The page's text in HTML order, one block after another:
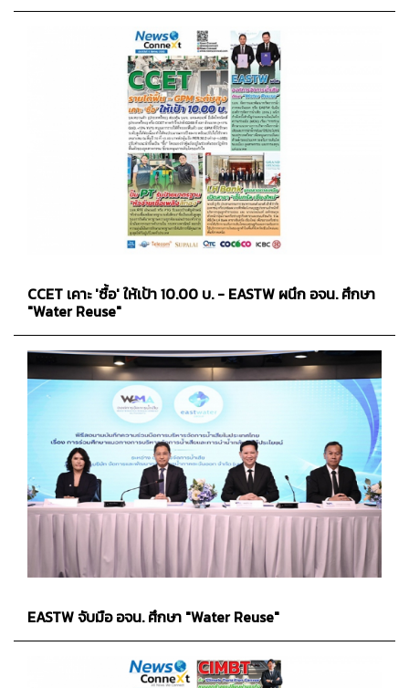
CCET เคาะ 'ซื้อ' ให้เป้า 10.00 บ. - EASTW ผนึก อจน. ศึกษา
"Water Reuse"
EASTW จับมือ อจน. ศึกษา "Water Reuse"